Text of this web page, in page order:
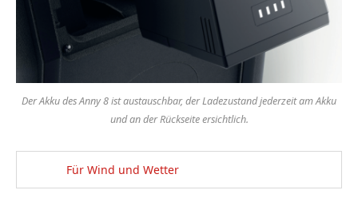
Der Akku des Anny 8 ist austauschbar, der Ladezustand jederzeit am Akku
und an der Rückseite ersichtlich.
Für Wind und Wetter